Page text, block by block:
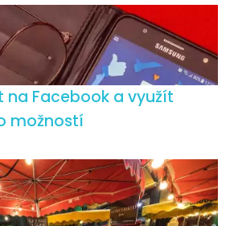
na Facebook a využít
možností